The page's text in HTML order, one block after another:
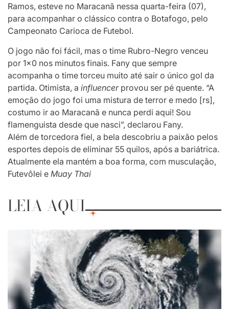
Ramos, esteve no Maracanã nessa quarta-feira (07),
para acompanhar o clássico contra o Botafogo, pelo
Campeonato Carioca de Futebol.
O jogo não foi fácil, mas o time Rubro-Negro venceu
por 1×0 nos minutos finais. Fany que sempre
acompanha o time torceu muito até sair o único gol da
partida. Otimista, a influencer provou ser pé quente. “A
emoção do jogo foi uma mistura de terror e medo [rs],
costumo ir ao Maracanã e nunca perdi aqui! Sou
flamenguista desde que nasci”, declarou Fany.
Além de torcedora fiel, a bela descobriu a paixão pelos
esportes depois de eliminar 55 quilos, após a bariátrica.
Atualmente ela mantém a boa forma, com musculação,
Futevôlei e Muay Thai
LEIA AQUI